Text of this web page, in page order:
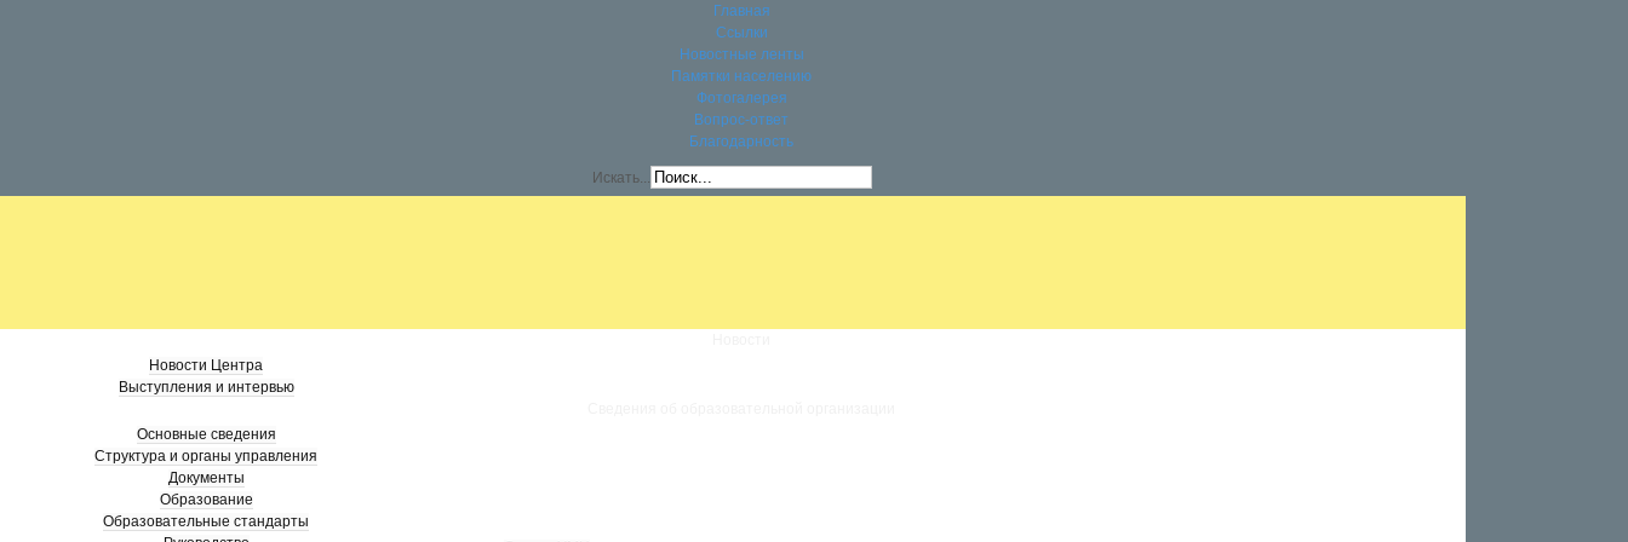
Главная
Ссылки
Новостные ленты
Памятки населению
Фотогалерея
Вопрос-ответ
Благодарность
Искать...
Новости Центра
Выступления и интервью
Основные сведения
Структура и органы управления
Документы
Образование
Образовательные стандарты